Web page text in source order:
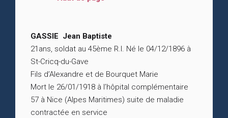
GASSIE Jean Baptiste
21ans, soldat au 45ème R.I. Né le 04/12/1896 à
St-Cricq-du-Gave
Fils d’Alexandre et de Bourquet Marie
Mort le 26/01/1918 à l’hôpital complémentaire
57 à Nice (Alpes Maritimes) suite de maladie
contractée en service